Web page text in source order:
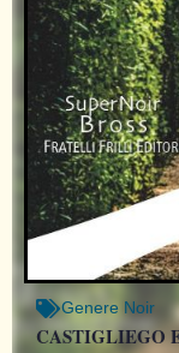
Genere Noir
CASTIGLIEGO